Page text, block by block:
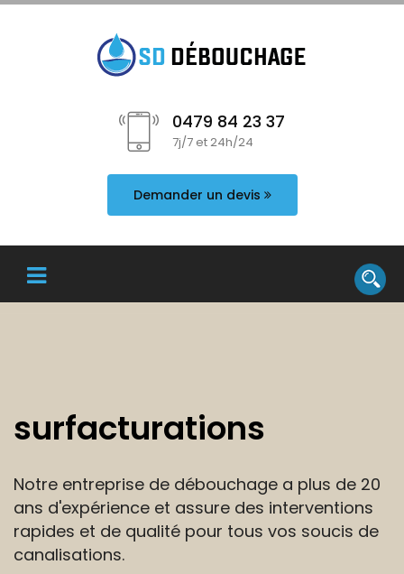
0479 84 23 37
7j/7 et 24h/24
Demander un devis
surfacturations
Notre entreprise de débouchage a plus de 20
ans d'expérience et assure des interventions
rapides et de qualité pour tous vos soucis de
canalisations.